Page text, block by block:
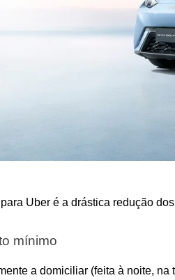
Uber é a drástica redução
mínimo
a domiciliar (feita à noite,